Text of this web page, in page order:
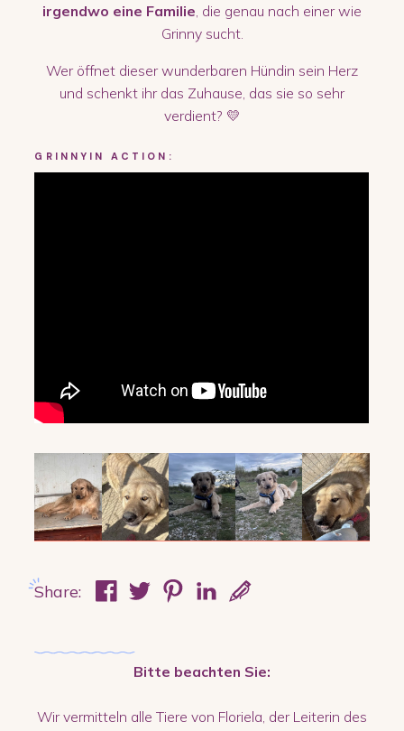
irgendwo eine Familie , die genau nach einer wie
Grinny sucht.
Wer öffnet dieser wunderbaren Hündin sein Herz
und schenkt ihr das Zuhause, das sie so sehr
verdient? 💛
GRINNY IN ACTION:
Share:
Bitte beachten Sie:
Wir vermitteln alle Tiere von Floriela, der Leiterin des